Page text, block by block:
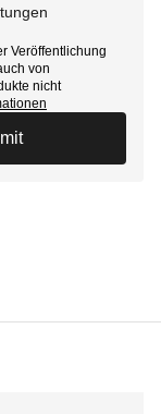
Veröffentlichung
von
nicht